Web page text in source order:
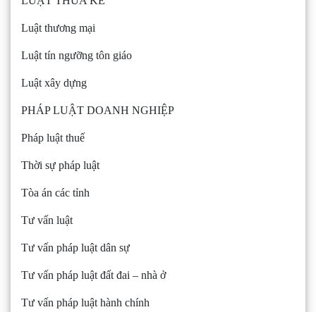
Luật thương mại
Luật tín ngưỡng tôn giáo
Luật xây dựng
PHÁP LUẬT DOANH NGHIỆP
Pháp luật thuế
Thời sự pháp luật
Tòa án các tỉnh
Tư vấn luật
Tư vấn pháp luật dân sự
Tư vấn pháp luật đất đai – nhà ở
Tư vấn pháp luật hành chính